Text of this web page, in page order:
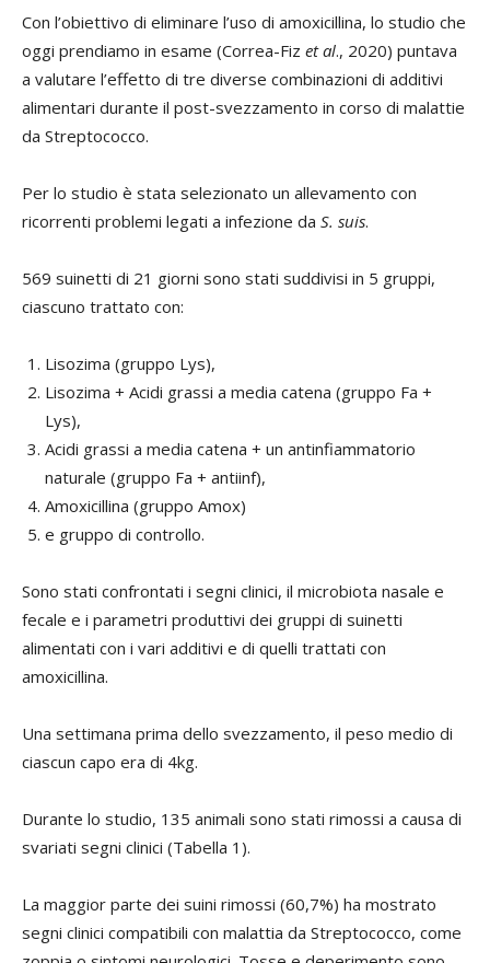
Con l’obiettivo di eliminare l’uso di amoxicillina, lo studio che
oggi prendiamo in esame (Correa-Fiz et al., 2020) puntava
a valutare l’effetto di tre diverse combinazioni di additivi
alimentari durante il post-svezzamento in corso di malattie
da Streptococco.
Per lo studio è stata selezionato un allevamento con
ricorrenti problemi legati a infezione da S. suis.
569 suinetti di 21 giorni sono stati suddivisi in 5 gruppi,
ciascuno trattato con:
Lisozima (gruppo Lys),
Lisozima + Acidi grassi a media catena (gruppo Fa +
Lys),
Acidi grassi a media catena + un antinfiammatorio
naturale (gruppo Fa + antiinf),
Amoxicillina (gruppo Amox)
e gruppo di controllo.
Sono stati confrontati i segni clinici, il microbiota nasale e
fecale e i parametri produttivi dei gruppi di suinetti
alimentati con i vari additivi e di quelli trattati con
amoxicillina.
Una settimana prima dello svezzamento, il peso medio di
ciascun capo era di 4kg.
Durante lo studio, 135 animali sono stati rimossi a causa di
svariati segni clinici (Tabella 1).
La maggior parte dei suini rimossi (60,7%) ha mostrato
segni clinici compatibili con malattia da Streptococco, come